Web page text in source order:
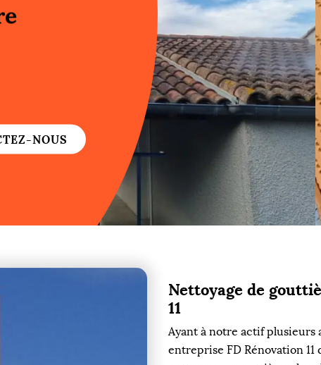
NOUS
Nettoyage de
11
Ayant à notre actif plusieurs
entreprise FD Rénovation